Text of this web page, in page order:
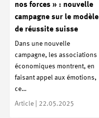
nos forces » : nouvelle
campagne sur le modèle
de réussite suisse
Dans une nouvelle
campagne, les associations
économiques montrent, en
faisant appel aux émotions,
ce…
Article | 22.05.2025